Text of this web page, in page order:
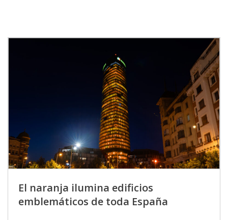
El naranja ilumina edificios
emblemáticos de toda España